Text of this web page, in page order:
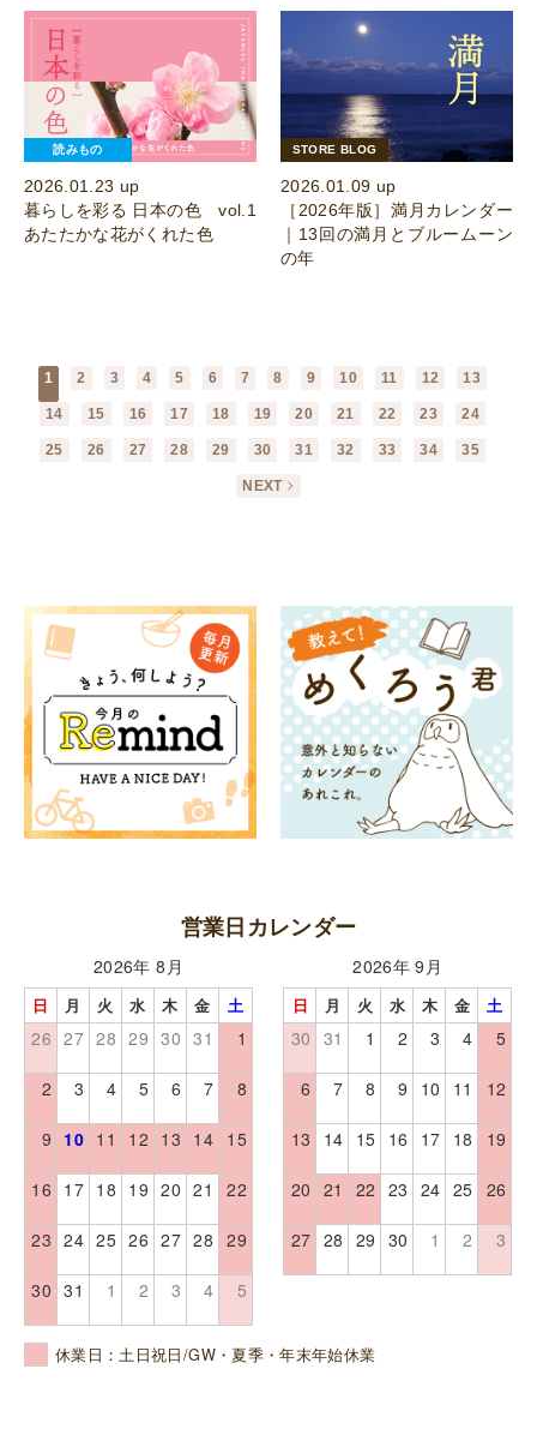
読みもの
2026.01.23 up
暮らしを彩る 日本の色 vol.1
あたたかな花がくれた色
STORE BLOG
2026.01.09 up
［2026年版］満月カレンダー
｜13回の満月とブルームーン
の年
1 2 3 4 5 6 7 8 9 10 11 12 13
14 15 16 17 18 19 20 21 22 23 24
25 26 27 28 29 30 31 32 33 34 35
NEXT
営業日カレンダー
2026年 8月
日 月 火 水 木 金 土
26 27 28 29 30 31 1
2 3 4 5 6 7 8
9 10 11 12 13 14 15
16 17 18 19 20 21 22
23 24 25 26 27 28 29
30 31 1 2 3 4 5
2026年 9月
日 月 火 水 木 金 土
30 31 1 2 3 4 5
6 7 8 9 10 11 12
13 14 15 16 17 18 19
20 21 22 23 24 25 26
27 28 29 30 1 2 3
休業日：土日祝日/GW・夏季・年末年始休業